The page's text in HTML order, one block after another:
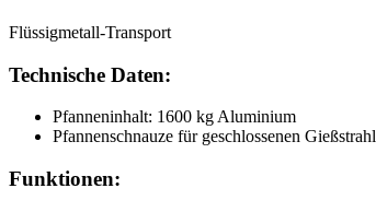
Flüssigmetall-Transport
Technische Daten:
Pfanneninhalt: 1600 kg Aluminium
Pfannenschnauze für geschlossenen Gießstrahl
Funktionen: